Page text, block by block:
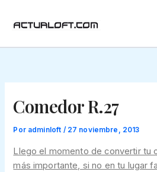
Comedor R.27
Por adminloft / 27 noviembre, 2013
Llego el momento de convertir tu
más importante, si no en tu lugar